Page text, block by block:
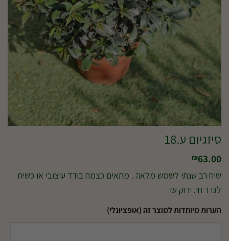
סיזגיום ע.18
₪63.00
שיח רב שנתי לשמש מלאה . מתאים כצמח בודד עיצובי או כשיח
לגדר חי. ירוק עד
הערות מיוחדות למוצר זה (אופציונלי)